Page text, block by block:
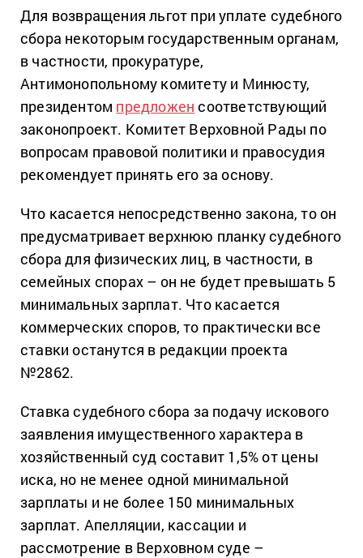
Для возвращения льгот при уплате судебного
сбора некоторым государственным органам,
в частности, прокуратуре,
Антимонопольному комитету и Минюсту,
президентом предложен соответствующий
законопроект. Комитет Верховной Рады по
вопросам правовой политики и правосудия
рекомендует принять его за основу.
Что касается непосредственно закона, то он
предусматривает верхнюю планку судебного
сбора для физических лиц, в частности, в
семейных спорах – он не будет превышать 5
минимальных зарплат. Что касается
коммерческих споров, то практически все
ставки останутся в редакции проекта
№2862.
Ставка судебного сбора за подачу искового
заявления имущественного характера в
хозяйственный суд составит 1,5% от цены
иска, но не менее одной минимальной
зарплаты и не более 150 минимальных
зарплат. Апелляции, кассации и
рассмотрение в Верховном суде –